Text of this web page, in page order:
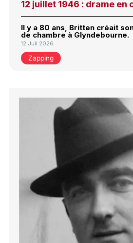
12 juillet 1946 : drame en
Il y a 80 ans, Britten créait
de chambre à Glyndebourne.
12 Juil 2026
Zapping